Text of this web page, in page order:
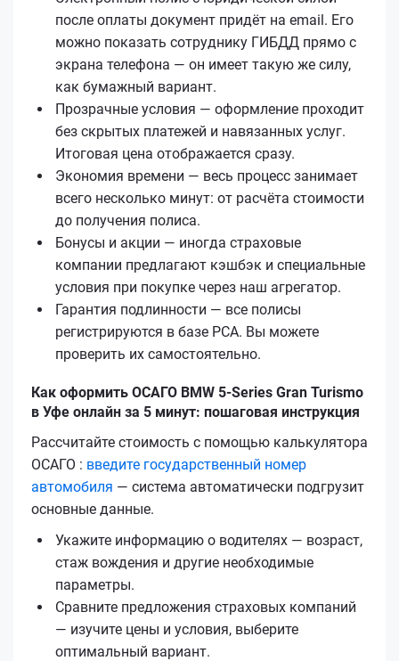
после оплаты документ придёт на email. Его
можно показать сотруднику ГИБДД прямо с
экрана телефона — он имеет такую же силу,
как бумажный вариант.
Прозрачные условия — оформление проходит
без скрытых платежей и навязанных услуг.
Итоговая цена отображается сразу.
Экономия времени — весь процесс занимает
всего несколько минут: от расчёта стоимости
до получения полиса.
Бонусы и акции — иногда страховые
компании предлагают кэшбэк и специальные
условия при покупке через наш агрегатор.
Гарантия подлинности — все полисы
регистрируются в базе РСА. Вы можете
проверить их самостоятельно.
Как оформить ОСАГО BMW 5-Series Gran Turismo
в Уфе онлайн за 5 минут: пошаговая инструкция
Рассчитайте стоимость с помощью калькулятора
ОСАГО : введите государственный номер
автомобиля — система автоматически подгрузит
основные данные.
Укажите информацию о водителях — возраст,
стаж вождения и другие необходимые
параметры.
Сравните предложения страховых компаний
— изучите цены и условия, выберите
оптимальный вариант.